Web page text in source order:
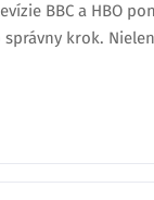
BBC a HBO
krok.